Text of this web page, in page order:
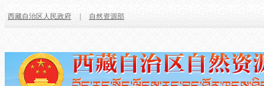
西藏自治区人民政府 自然资源部